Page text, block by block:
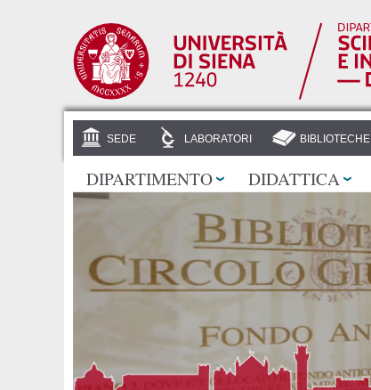
SEDE LABORATORI BIBLIOTECHE
DIPARTIMENTO DIDATTICA